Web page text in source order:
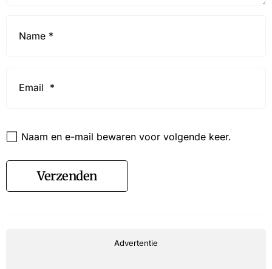
Naam en e-mail bewaren voor volgende keer.
Verzenden
Advertentie